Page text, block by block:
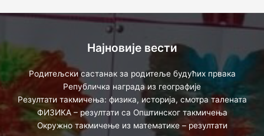
Најновије вести
Родитељски састанак за родитеље будућих првака
Републичка награда из географије
Резултати такмичења: физика, историја, смотра талената
ФИЗИКА – резултати са Општинског такмичења
Окружно такмичење из математике – резултати